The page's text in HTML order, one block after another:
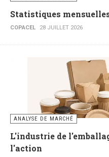
Statistiques
COPACEL 28 JUILLET 2026
ANALYSE DE MARCHÉ
L'industrie de
l'action